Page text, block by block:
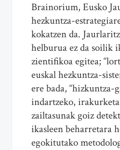
Brainorium, Eusko
hezkuntza-
kokatzen da.
helburua ez da soilik
zientifikoa egitea;
euskal hezkuntza-
ere bada, “hizkuntza-
indartzeko,
zailtasunak goiz
ikasleen beharretara
egokitutako